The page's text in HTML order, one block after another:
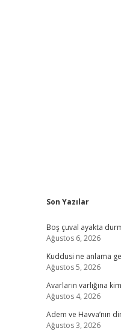
Sidebar
Son Yazılar
Boş çuval ayakta
Ağustos 6, 2026
Kuddusi ne anlama
Ağustos 5, 2026
Avarların varlığına
Ağustos 4, 2026
Adem ve Havva’nın
Ağustos 3, 2026